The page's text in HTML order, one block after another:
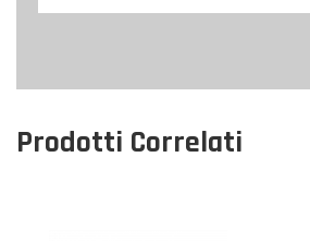
Prodotti Correlati